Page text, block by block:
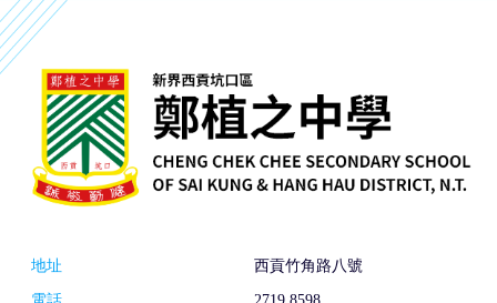
地址
西貢竹角路八號